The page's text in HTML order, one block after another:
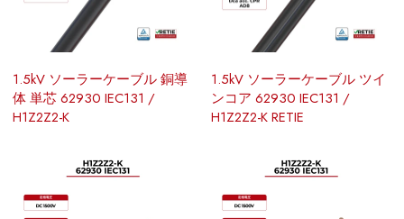
1.5kV ソーラーケーブル 銅導
体 単芯 62930 IEC131 /
H1Z2Z2-K
1.5kV ソーラーケーブル ツイ
ンコア 62930 IEC131 /
H1Z2Z2-K RETIE